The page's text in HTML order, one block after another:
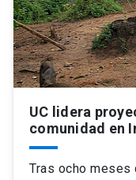
UC lidera
comunidad en
Tras ocho meses